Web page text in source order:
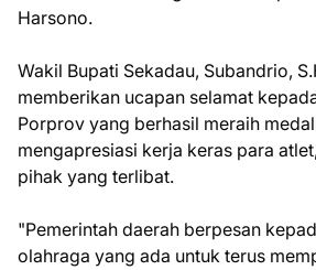
Harsono.
Wakil Bupati Sekadau, Subandrio,
memberikan ucapan selamat
Porprov yang berhasil meraih
mengapresiasi kerja keras para
pihak yang terlibat.
"Pemerintah daerah berpesan
olahraga yang ada untuk terus